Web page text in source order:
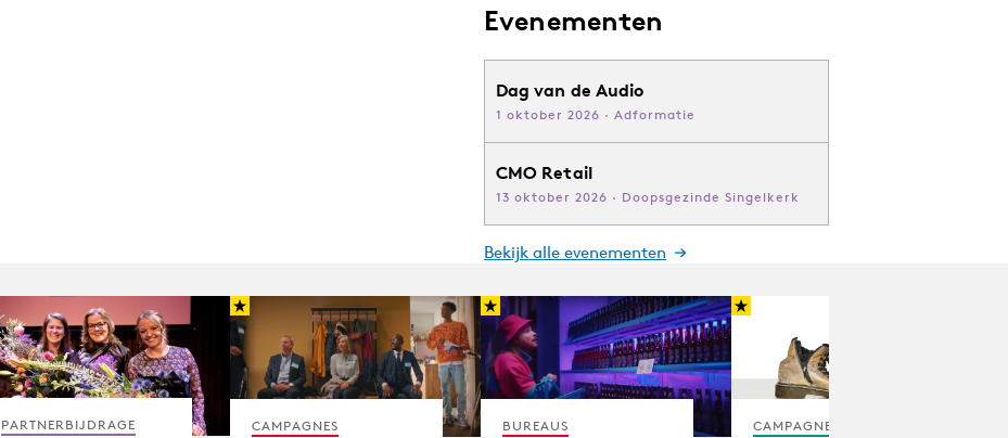
Evenementen
Dag van de Audio
1 oktober 2026 · Adformatie
CMO Retail
13 oktober 2026 · Doopsgezinde Singelkerk
Bekijk alle evenementen
PARTNERBIJDRAGE CAMPAGNES BUREAUS CAMPAGNES